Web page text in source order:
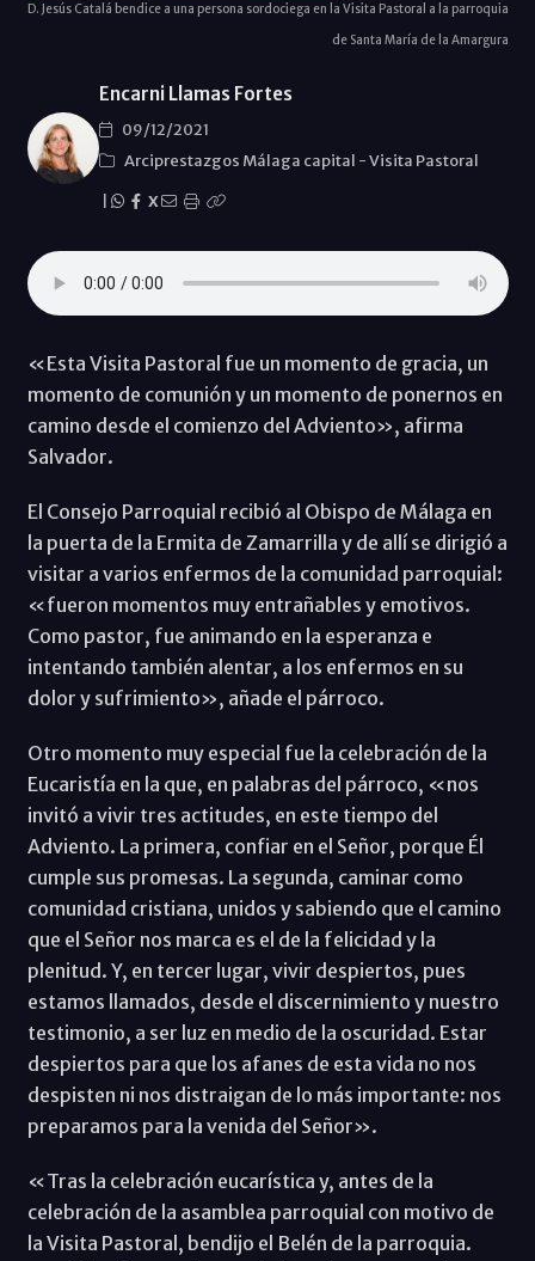
D. Jesús Catalá bendice a una persona sordociega en la Visita Pastoral a la parroquia
de Santa María de la Amargura
Encarni Llamas Fortes
09/12/2021
Arciprestazgos Málaga capital -Visita Pastoral
X
«Esta Visita Pastoral fue un momento de gracia, un
momento de comunión y un momento de ponernos en
camino desde el comienzo del Adviento», afirma
Salvador.
El Consejo Parroquial recibió al Obispo de Málaga en
la puerta de la Ermita de Zamarrilla y de allí se dirigió a
visitar a varios enfermos de la comunidad parroquial:
«fueron momentos muy entrañables y emotivos.
Como pastor, fue animando en la esperanza e
intentando también alentar, a los enfermos en su
dolor y sufrimiento», añade el párroco.
Otro momento muy especial fue la celebración de la
Eucaristía en la que, en palabras del párroco, «nos
invitó a vivir tres actitudes, en este tiempo del
Adviento. La primera, confiar en el Señor, porque Él
cumple sus promesas. La segunda, caminar como
comunidad cristiana, unidos y sabiendo que el camino
que el Señor nos marca es el de la felicidad y la
plenitud. Y, en tercer lugar, vivir despiertos, pues
estamos llamados, desde el discernimiento y nuestro
testimonio, a ser luz en medio de la oscuridad. Estar
despiertos para que los afanes de esta vida no nos
despisten ni nos distraigan de lo más importante: nos
preparamos para la venida del Señor».
«Tras la celebración eucarística y, antes de la
celebración de la asamblea parroquial con motivo de
la Visita Pastoral, bendijo el Belén de la parroquia.